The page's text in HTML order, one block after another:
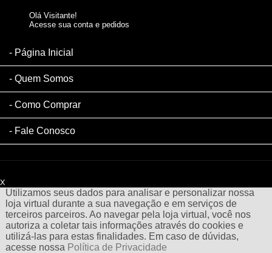
Olá Visitante!
Acesse sua conta e pedidos
Página Inicial
Quem Somos
Como Comprar
Fale Conosco
x
Utilizamos seus dados para analisar e personalizar nossa
loja virtual durante a sua navegação e em serviços de
terceiros parceiros. Ao navegar pela loja virtual, você nos
autoriza a coletar tais informações através do cookies e
utilizá-las para estas finalidades. Em caso de dúvidas,
acesse nossa Política de Privacidade